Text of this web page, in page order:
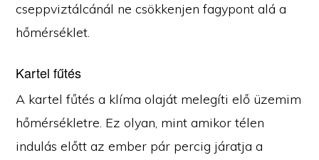
cseppviztálcánál ne csökkenjen fagypont alá a
hőmérséklet.
Kartel fűtés
A kartel fűtés a klíma olaját melegíti elő üzemim
hőmérsékletre. Ez olyan, mint amikor télen
indulás előtt az ember pár percig járatja a